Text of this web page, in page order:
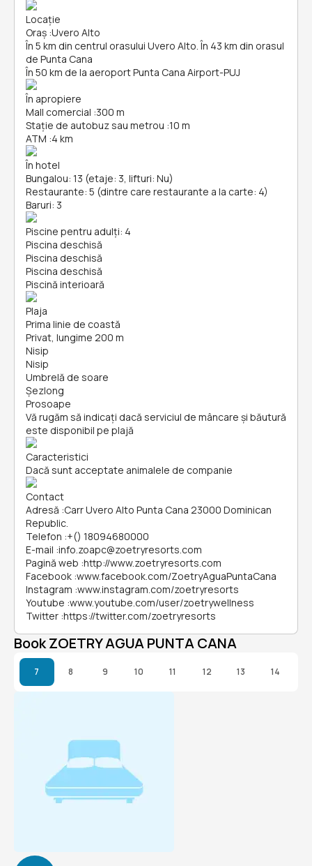
Locație
Oraș :Uvero Alto
În 5 km din centrul orasului Uvero Alto. În 43 km din orasul
de Punta Cana
În 50 km de la aeroport Punta Cana Airport-PUJ
În apropiere
Mall comercial :300 m
Stație de autobuz sau metrou :10 m
ATM :4 km
În hotel
Bungalou: 13 (etaje: 3, lifturi: Nu)
Restaurante: 5 (dintre care restaurante a la carte: 4)
Baruri: 3
Piscine pentru adulți: 4
Piscina deschisă
Piscina deschisă
Piscina deschisă
Piscină interioară
Plaja
Prima linie de coastă
Privat, lungime 200 m
Nisip
Nisip
Umbrelă de soare
Șezlong
Prosoape
Vă rugăm să indicați dacă serviciul de mâncare și băutură
este disponibil pe plajă
Caracteristici
Dacă sunt acceptate animalele de companie
Contact
Adresă :Carr Uvero Alto Punta Cana 23000 Dominican
Republic.
Telefon :+() 18094680000
E-mail :info.zoapc@zoetryresorts.com
Pagină web :http://www.zoetryresorts.com
Facebook :www.facebook.com/ZoetryAguaPuntaCana
Instagram :www.instagram.com/zoetryresorts
Youtube :www.youtube.com/user/zoetrywellness
Twitter :https://twitter.com/zoetryresorts
Book ZOETRY AGUA PUNTA CANA
7 8 9 10 11 12 13 14